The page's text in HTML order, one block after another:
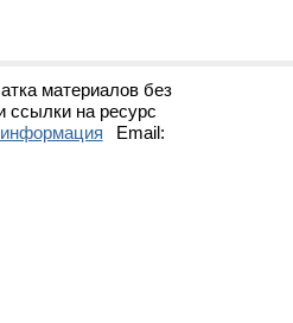
материалов без
ссылки на ресурс
информация
Email: